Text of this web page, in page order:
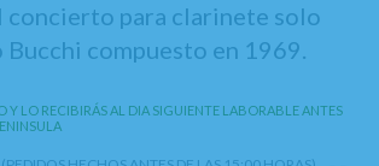
concierto para clarinete solo
compuesto en 1969.
Y LO RECIBIRÁS AL DIA SIGUIENTE LABORABLE ANTES